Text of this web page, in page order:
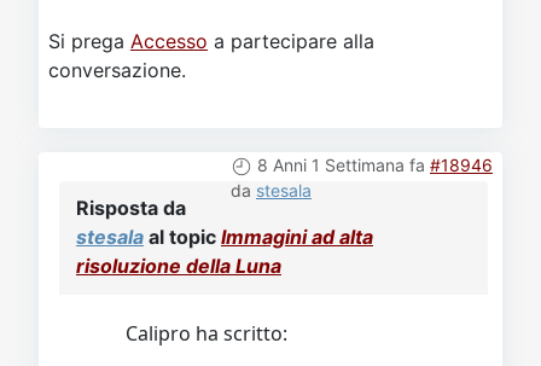
Si prega Accesso a partecipare alla
conversazione.
8 Anni 1 Settimana fa #18946
da stesala
Risposta da
stesala al topic Immagini ad alta
risoluzione della Luna
Calipro ha scritto: